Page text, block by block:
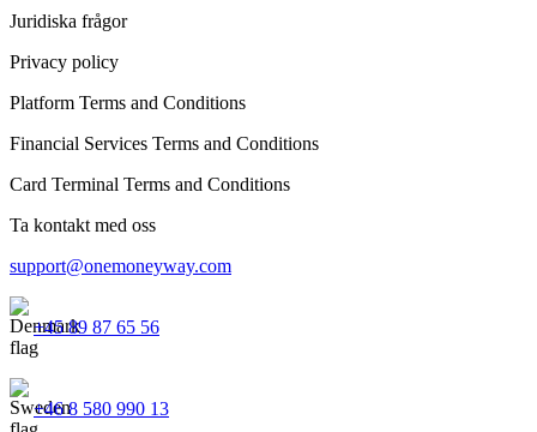
Juridiska frågor
Privacy policy
Platform Terms and Conditions
Financial Services Terms and Conditions
Card Terminal Terms and Conditions
Ta kontakt med oss
support@onemoneyway.com
+45 89 87 65 56
+46 8 580 990 13